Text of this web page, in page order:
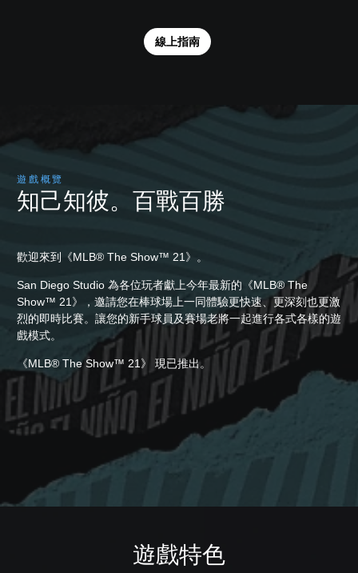
線上指南
遊戲概覽
知己知彼。百戰百勝
歡迎來到《MLB® The Show™ 21》。
San Diego Studio 為各位玩者獻上今年最新的《MLB® The
Show™ 21》，邀請您在棒球場上一同體驗更快速、更深刻也更激
烈的即時比賽。讓您的新手球員及賽場老將一起進行各式各樣的遊
戲模式。
《MLB® The Show™ 21》 現已推出。
遊戲特色